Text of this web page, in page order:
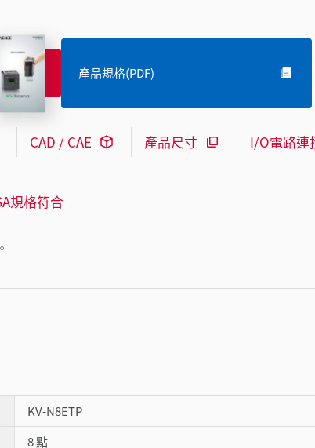
產品規格(PDF)
CAD / CAE 產品尺寸 I/O電路連
規格符合
KV-N8ETP
8 點